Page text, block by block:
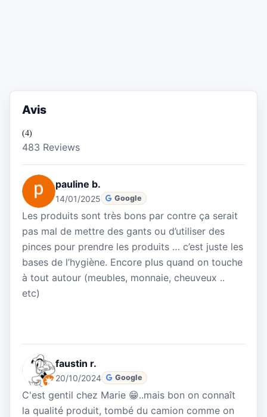
Avis
(4)
483 Reviews
pauline b.
14/01/2025 Google
Les produits sont très bons par contre ça serait
pas mal de mettre des gants ou d’utiliser des
pinces pour prendre les produits … c’est juste les
bases de l’hygiène. Encore plus quand on touche
à tout autour (meubles, monnaie, cheuveux ..
etc)
faustin r.
20/10/2024 Google
C'est gentil chez Marie 😁..mais bon on connaît
la qualité produit, tombé du camion comme on